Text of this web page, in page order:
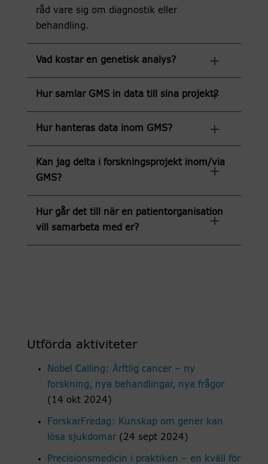
råd vare sig om diagnostik eller
behandling.
Vad kostar en genetisk analys?
Hur samlar GMS in data till sina projekt?
Hur hanteras data inom GMS?
Kan jag delta i forskningsprojekt inom/via
GMS?
Hur går det till när en patientorganisation
vill samarbeta med er?
Utförda aktiviteter
Nobel Calling: Ärftlig cancer – ny
forskning, nya behandlingar, nya frågor
(14 okt 2024)
ForskarFredag: Kunskap om gener kan
lösa sjukdomar(24 sept 2024)
Precisionsmedicin i praktiken – en kväll för